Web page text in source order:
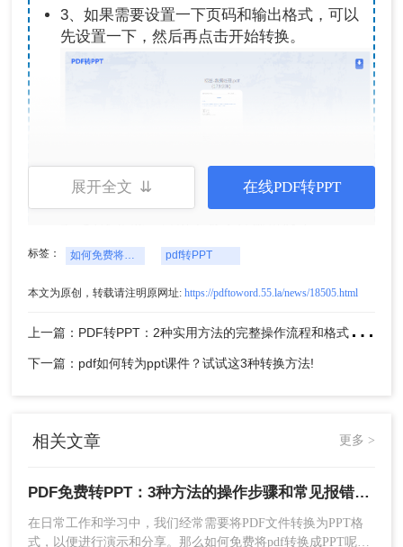
3、如果需要设置一下页码和输出格式，可以
先设置一下，然后再点击开始转换。
注意
：转换前检查PDF文件的质量和格式，以提高
式和布局。
方法二：使用专业免费软件
优点：
转换质量高，支持多种文件格式和版
换，且完全免费。
缺点 ：通常需要付费购买高级功能；占用电脑
空间。免费试用版功能有限制。
展开全文 ⇊ 在线PDF转PPT
标签： 如何免费将pdf转换成PPT pdf转PPT
本文为原创，转载请注明原网址: https://pdftoword.55.la/news/18505.html
上
一篇：PDF转PPT：2种实用方法的完整操作流程和格式保留对比！
下一篇：pdf如何转为ppt课件？试试这3种转换方法!
相关文章 更多 >
PDF免费转PPT：3种方法的操作步骤和常见报错处理!
在日常工作和学习中，我们经常需要将PDF文件转换为PPT格
式，以便进行演示和分享。那么如何免费将pdf转换成PPT呢？